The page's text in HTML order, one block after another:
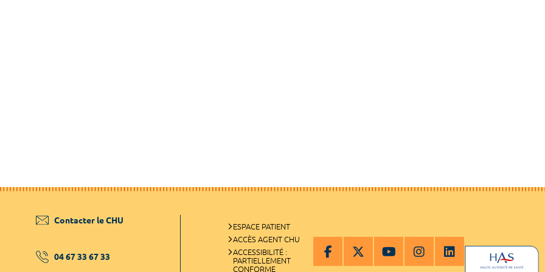
Contacter le CHU
04 67 33 67 33
ESPACE PATIENT
ACCÈS AGENT CHU
ACCESSIBILITÉ :
PARTIELLEMENT
CONFORME